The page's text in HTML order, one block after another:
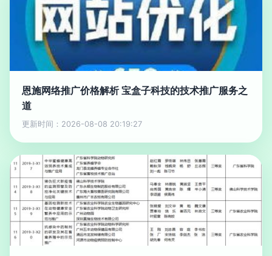
恩施网络推广价格解析 宝盒子科技的技术推广服务之
道
更新时间：2026-08-08 20:19:27